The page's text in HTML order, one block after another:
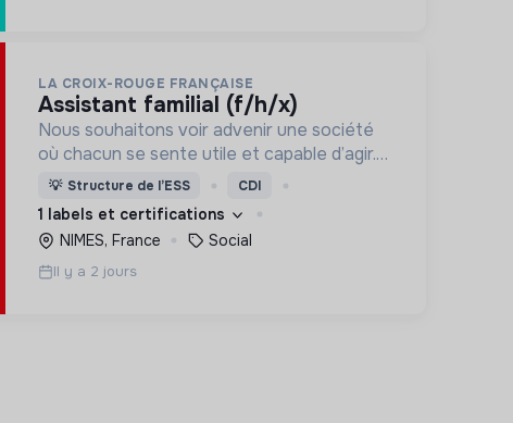
LA CROIX-ROUGE FRANÇAISE
assistant familial (f/h/x)
Nous souhaitons voir advenir une société
où chacun se sente utile et capable d’agir.
Pour cela, nous proposons des moyens et
des lieux d’engagement innovants et
adaptés à tous.
💡 Structure de l’ESS CDI
1 labels et certifications
NIMES, France
Social
Il y a 2 jours